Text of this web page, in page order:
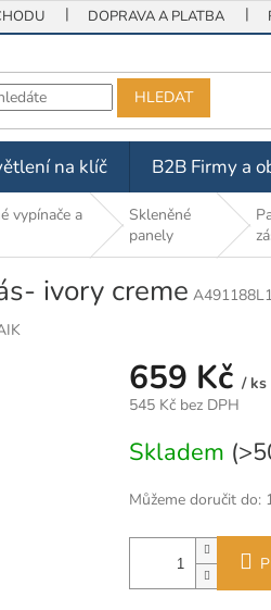
DOPRAVA A PLATBA
HLEDAT
na klíč B2B Firmy a
vypínače a
Skleněné
panely
ivory creme
659 Kč / ks
545 Kč bez DPH
cena:
Skladem
Můžeme doručit do: